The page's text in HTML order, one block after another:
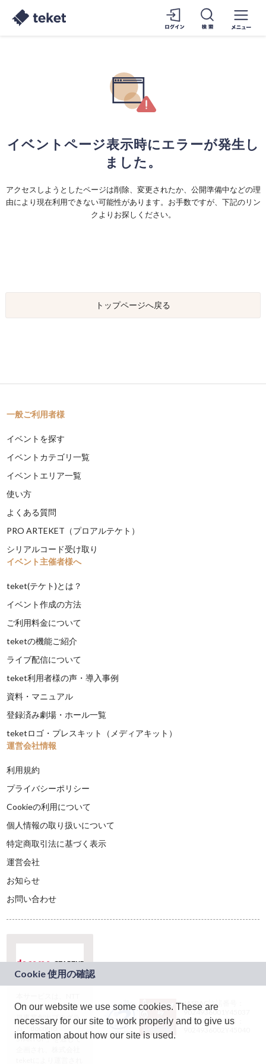
イベントページ表示時にエラーが発生し
ました。
アクセスしようとしたページは削除、変更されたか、公開準備中などの理
由により現在利用できない可能性があります。お手数ですが、下記のリン
クよりお探しください。
トップページへ戻る
一般ご利用者様
イベントを探す
イベントカテゴリ一覧
イベントエリア一覧
使い方
よくある質問
PRO ARTEKET（プロアルテケト）
シリアルコード受け取り
イベント主催者様へ
teket(テケト)とは？
イベント作成の方法
ご利用料金について
teketの機能ご紹介
ライブ配信について
teket利用者様の声・導入事例
資料・マニュアル
登録済み劇場・ホール一覧
teketロゴ・プレスキット（メディアキット）
運営会社情報
利用規約
プライバシーポリシー
Cookieの利用について
個人情報の取り扱いについて
特定商取引法に基づく表示
運営会社
お知らせ
お問い合わせ
ドコモグループの新
規事業創出プログラ
ム「docomo
STARTUP」を通じて
JASRAC許諾番号：
9024936001Y45037
JASRAC許諾番号：
On our website we use some cookies. These are
necessary for our site to work properly and to give us
information about how our site is used.